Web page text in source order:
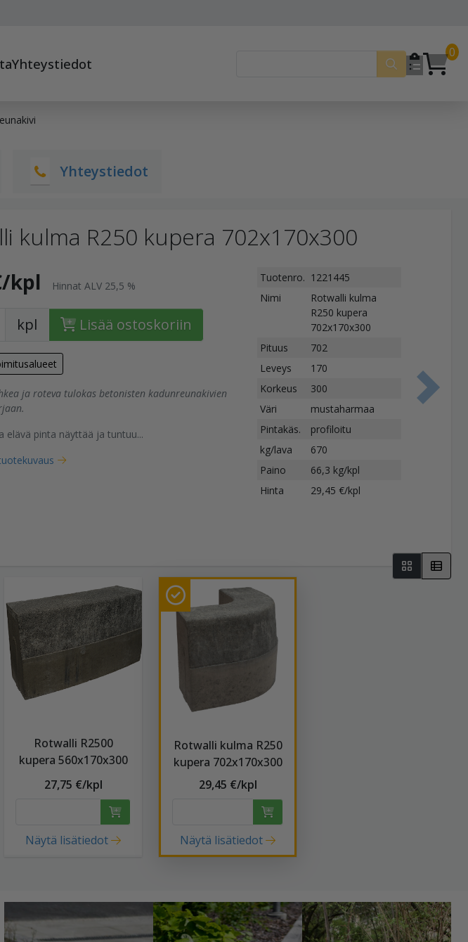
Yhteystiedot
0
Yhteystiedot
kulma R250 kupera 702x170x300
kpl Hinnat ALV 25,5 %
kpl Lisää ostoskoriin
ja roteva tulokas betonisten kadunreunakivien
elävä pinta näyttää ja tuntuu...
Tuotenro. 1221445
Nimi
Rotwalli kulma
R250 kupera
702x170x300
Pituus
702
Leveys
170
Korkeus
300
Väri
mustaharmaa
Pintakäs.
profiloitu
kg/lava
670
Paino
66,3 kg/kpl
Hinta
29,45 €/kpl
Rotwalli R2500
kupera 560x170x300
27,75 €/kpl
Näytä lisätiedot
Rotwalli kulma R250
kupera 702x170x300
29,45 €/kpl
Näytä lisätiedot